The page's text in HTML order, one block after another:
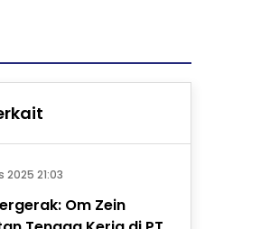
21:03
Om Zein